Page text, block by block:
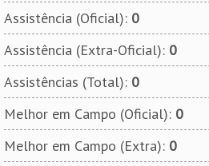
Assistência (Oficial): 0
Assistência (Extra-Oficial): 0
Assistências (Total): 0
Melhor em Campo (Oficial): 0
Melhor em Campo (Extra): 0